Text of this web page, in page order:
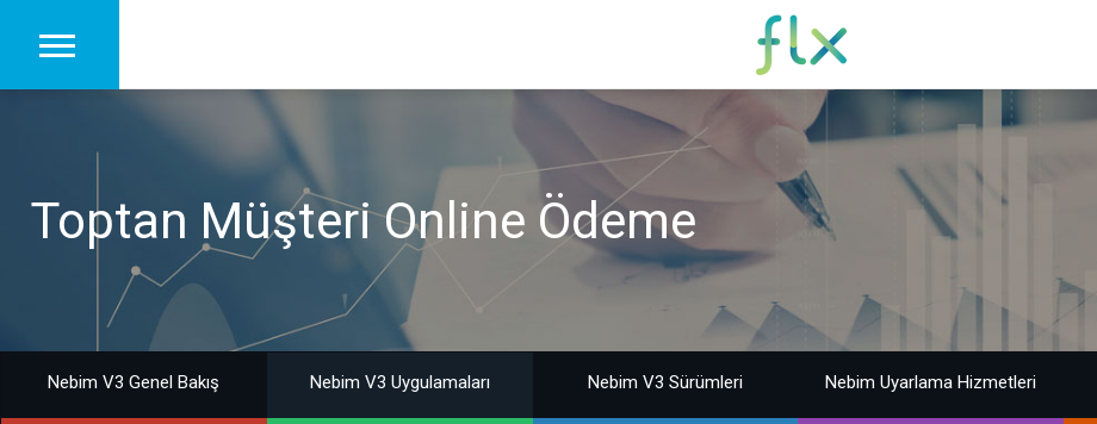
Toptan Müşteri Online Ödeme
Nebim V3 Genel Bakış Nebim V3 Uygulamaları Nebim V3 Sürümleri Nebim Uyarlama Hizmetleri